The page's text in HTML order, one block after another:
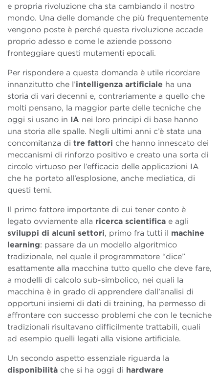
e propria rivoluzione cha sta cambiando il nostro
mondo. Una delle domande che più frequentemente
vengono poste è perché questa rivoluzione accade
proprio adesso e come le aziende possono
fronteggiare questi mutamenti epocali.
Per rispondere a questa domanda è utile ricordare
innanzitutto che l’intelligenza artificiale ha una
storia di vari decenni e, contrariamente a quello che
molti pensano, la maggior parte delle tecniche che
oggi si usano in IA nei loro principi di base hanno
una storia alle spalle. Negli ultimi anni c’è stata una
concomitanza di tre fattori che hanno innescato dei
meccanismi di rinforzo positivo e creato una sorta di
circolo virtuoso per l’efficacia delle applicazioni IA
che ha portato all’esplosione, anche mediatica, di
questi temi.
Il primo fattore importante di cui tener conto è
legato ovviamente alla ricerca scientifica e agli
sviluppi di alcuni settori, primo fra tutti il machine
learning: passare da un modello algoritmico
tradizionale, nel quale il programmatore “dice”
esattamente alla macchina tutto quello che deve fare,
a modelli di calcolo sub-simbolico, nei quali la
macchina è in grado di apprendere dall’analisi di
opportuni insiemi di dati di training, ha permesso di
affrontare con successo problemi che con le tecniche
tradizionali risultavano difficilmente trattabili, quali
ad esempio quelli legati alla visione artificiale.
Un secondo aspetto essenziale riguarda la
disponibilità che si ha oggi di hardware